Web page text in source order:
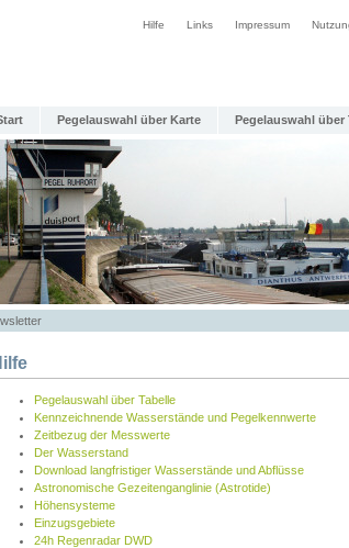
Hilfe Links Impressum
Pegelauswahl über Karte Pegelauswahl über
Pegelauswahl über Tabelle
Kennzeichnende Wasserstände und Pegelkennwerte
Zeitbezug der Messwerte
Der Wasserstand
Download langfristiger Wasserstände und Abflüsse
Astronomische Gezeitenganglinie (Astrotide)
Höhensysteme
Einzugsgebiete
24h Regenradar DWD